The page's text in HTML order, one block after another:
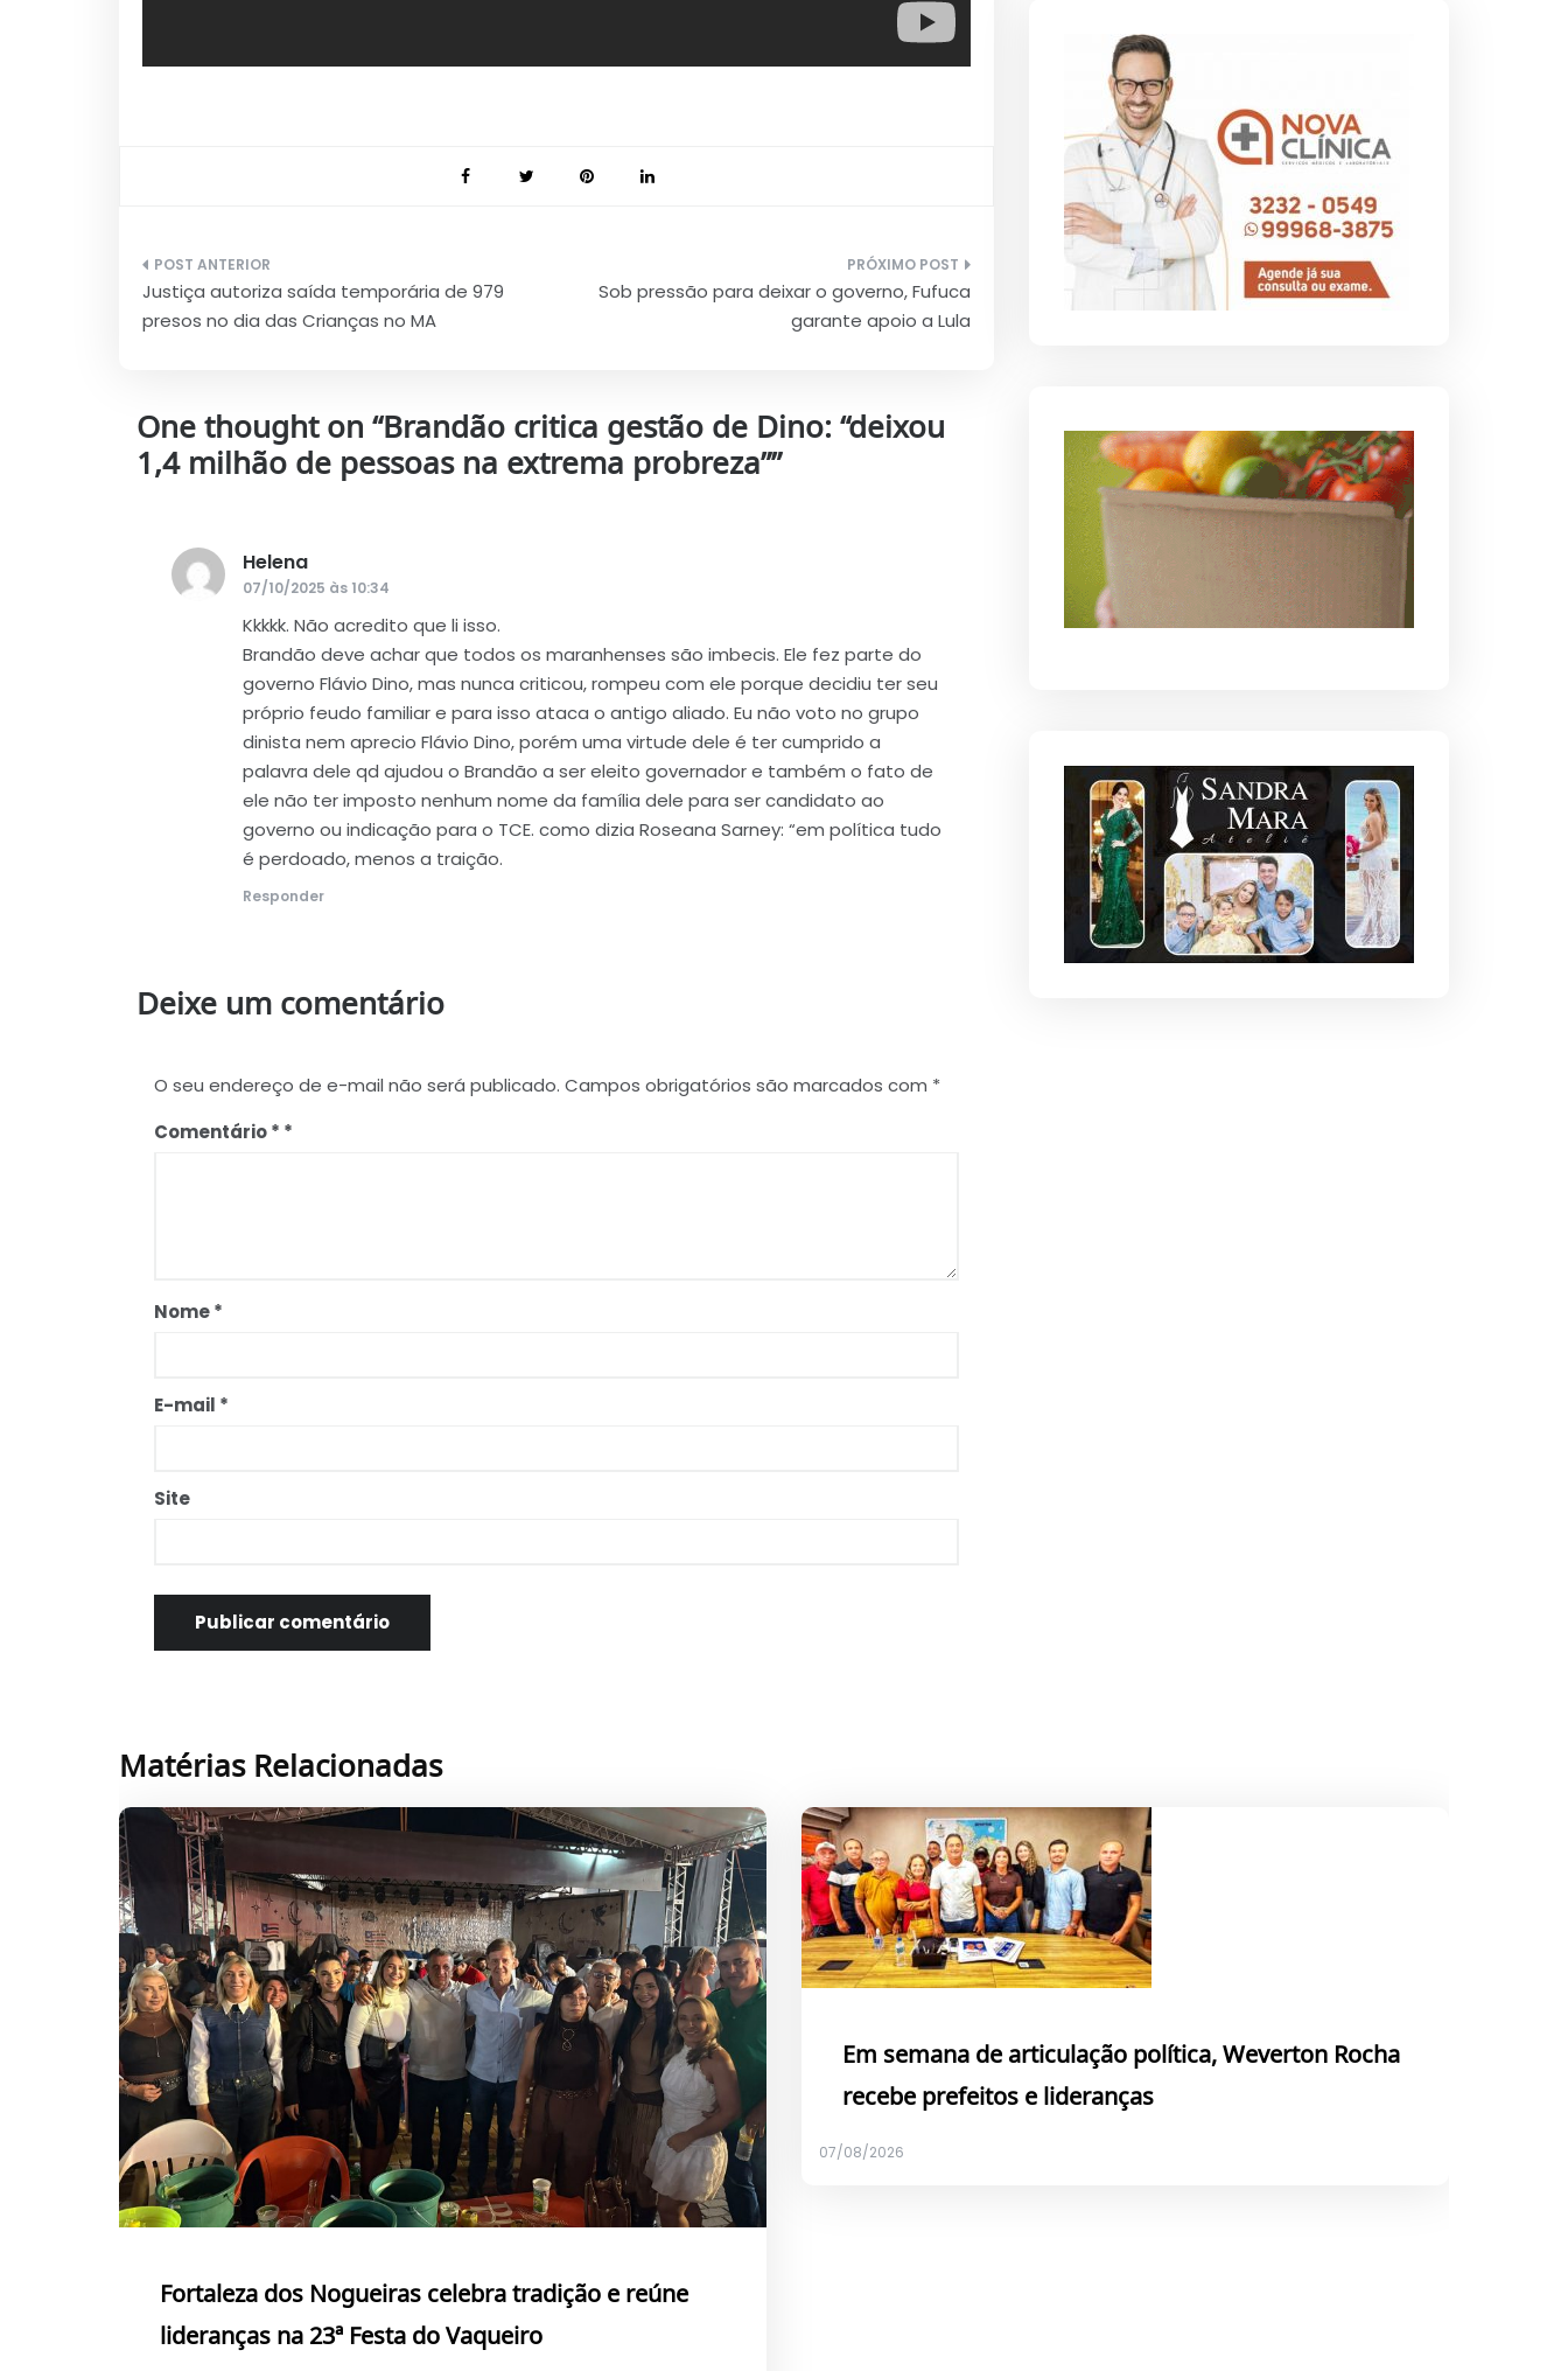
Navegação
de
Justiça autoriza saída temporária de 979
presos no dia das Crianças no MA
Sob pressão para deixar o governo, Fufuca
garante apoio a Lula
One thought on “Brandão critica gestão de Dino: “deixou
1,4 milhão de pessoas na extrema probreza””
Helena
07/10/2025 às 10:34
Kkkkk. Não acredito que li isso.
Brandão deve achar que todos os maranhenses são imbecis. Ele fez parte do
governo Flávio Dino, mas nunca criticou, rompeu com ele porque decidiu ter seu
próprio feudo familiar e para isso ataca o antigo aliado. Eu não voto no grupo
dinista nem aprecio Flávio Dino, porém uma virtude dele é ter cumprido a
palavra dele qd ajudou o Brandão a ser eleito governador e também o fato de
ele não ter imposto nenhum nome da família dele para ser candidato ao
governo ou indicação para o TCE. como dizia Roseana Sarney: “em política tudo
é perdoado, menos a traição.
Responder
Deixe um comentário
O seu endereço de e-mail não será publicado. Campos obrigatórios são marcados com *
Comentário*
Nome*
E-mail *
Site
Matérias Relacionadas
Fortaleza dos Nogueiras celebra tradição e reúne
lideranças na 23ª Festa do Vaqueiro
Em semana de articulação política, Weverton Rocha
recebe prefeitos e lideranças
07/08/2026